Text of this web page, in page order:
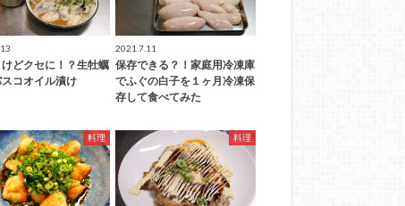
どクセに！？生牡蠣
コオイル漬け
2021.7.11
保存できる？！家庭用冷凍庫
でふぐの白子を１ヶ月冷凍保
存して食べてみた
料理 料理